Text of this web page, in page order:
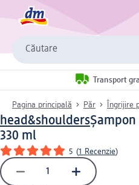
Căutare
Transport
Pagina principală Păr Îngrijire
head&shouldersȘampon
330 ml
5 (1 Recenzie)